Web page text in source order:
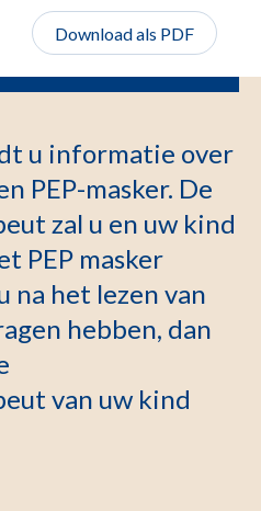
Download als PDF
u informatie over
PEP-masker. De
zal u en uw kind
PEP masker
na het lezen van
hebben, dan
van uw kind